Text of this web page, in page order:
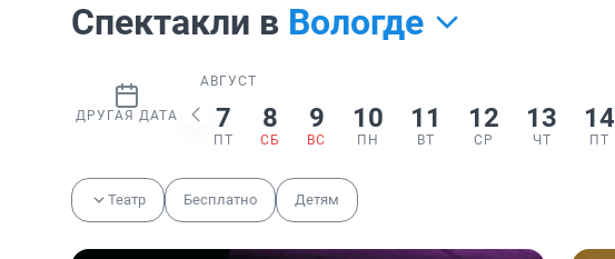
Спектакли в Вологде
ДРУГАЯ ДАТА
АВГУСТ
7
ПТ
8
СБ
9
ВС
10
ПН
11
ВТ
12
СР
13
ЧТ
14
ПТ
Театр Бесплатно Детям